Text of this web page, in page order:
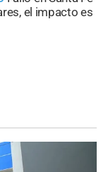
el impacto es